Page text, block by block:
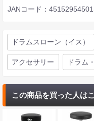
JANコード：
ドラムスローン（イス）
アクセサリー ドラム
この商品を買った人は